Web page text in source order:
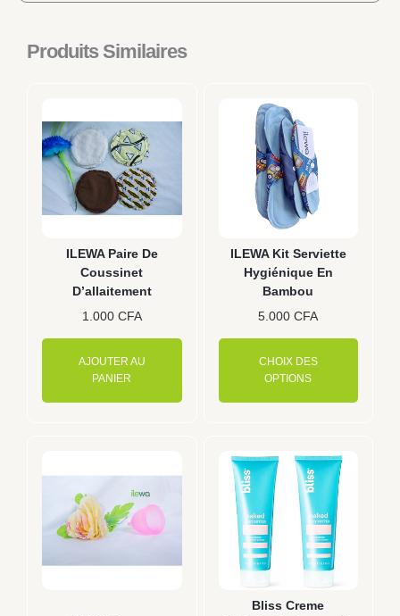
Produits Similaires
ILEWA Paire De
Coussinet
D’allaitement
1.000 CFA
AJOUTER AU
PANIER
ILEWA Kit Serviette
Hygiénique En
Bambou
5.000CFA
CHOIX DES
OPTIONS
produit
a
plusieurs
variations.
Les
options
être
choisies
du
Bliss Creme